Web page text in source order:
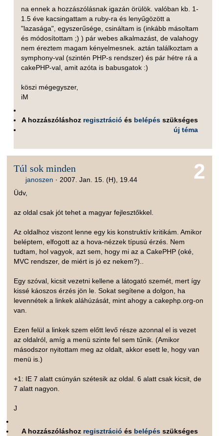
na ennek a hozzászólásnak igazán örülök. valóban kb. 1-
1.5 éve kacsingattam a ruby-ra és lenyűgözött a
"lazasága", egyszerűsége, csináltam is (inkább másoltam
és módosítottam ;) ) pár webes alkalmazást, de valahogy
nem éreztem magam kényelmesnek. aztán találkoztam a
symphony-val (szintén PHP-s rendszer) és pár hétre rá a
cakePHP-val, amit azóta is babusgatok :)
köszi mégegyszer,
iM
A hozzászóláshoz regisztráció és belépés szükséges
új téma
2
Túl sok minden
janoszen · 2007. Jan. 15. (H), 19.44
Üdv,
az oldal csak jót tehet a magyar fejlesztőkkel.
Az oldalhoz viszont lenne egy kis konstruktív kritikám. Amikor
beléptem, elfogott az a hova-nézzek típusú érzés. Nem
tudtam, hol vagyok, azt sem, hogy mi az a CakePHP (oké,
MVC rendszer, de miért is jó ez nekem?)..
Egy szóval, kicsit vezetni kellene a látogató szemét, mert így
kissé káoszos érzés jön le. Sokat segítene a dolgon, ha
levennétek a linkek aláhúzását, mint ahogy a cakephp.org-on
van.
Ezen felül a linkek szem előtt levő része azonnal el is vezet
az oldalról, amíg a menü szinte fel sem tűnik. (Amikor
másodszor nyitottam meg az oldalt, akkor esett le, hogy van
menü is.)
+1: IE 7 alatt csúnyán szétesik az oldal. 6 alatt csak kicsit, de
7 alatt nagyon.
J
A hozzászóláshoz regisztráció és belépés szükséges